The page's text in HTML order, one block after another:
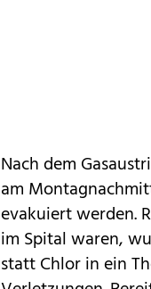
Nach dem
am
evakuiert werden.
im Spital waren,
statt Chlor in ein